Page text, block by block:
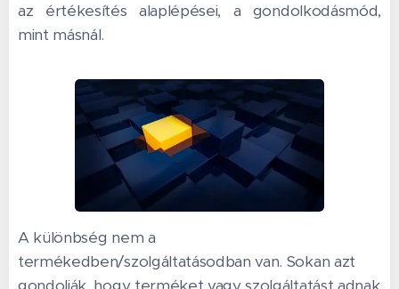
az értékesítés alaplépései, a gondolkodásmód,
mint másnál.
A különbség nem a
termékedben/szolgáltatásodban van. Sokan azt